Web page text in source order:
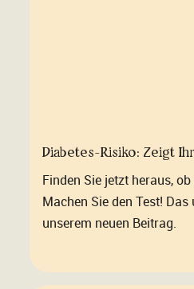
Diabetes-Risiko: Zeigt
Finden Sie jetzt heraus,
Machen Sie den Test! Das
unserem neuen Beitrag.